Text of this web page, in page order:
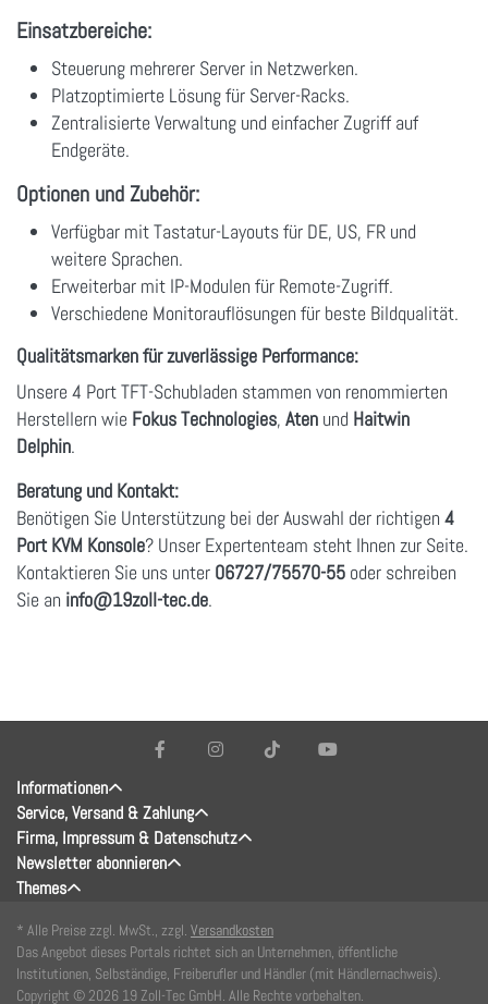
Einsatzbereiche:
Steuerung mehrerer Server in Netzwerken.
Platzoptimierte Lösung für Server-Racks.
Zentralisierte Verwaltung und einfacher Zugriff auf
Endgeräte.
Optionen und Zubehör:
Verfügbar mit Tastatur-Layouts für DE, US, FR und
weitere Sprachen.
Erweiterbar mit IP-Modulen für Remote-Zugriff.
Verschiedene Monitorauflösungen für beste Bildqualität.
Qualitätsmarken für zuverlässige Performance:
Unsere 4 Port TFT-Schubladen stammen von renommierten
Herstellern wie Fokus Technologies, Aten und Haitwin
Delphin.
Beratung und Kontakt:
Benötigen Sie Unterstützung bei der Auswahl der richtigen 4
Port KVM Konsole? Unser Expertenteam steht Ihnen zur Seite.
Kontaktieren Sie uns unter 06727/75570-55 oder schreiben
Sie an info@19zoll-tec.de.
Informationen
Service, Versand & Zahlung
Firma, Impressum & Datenschutz
Newsletter abonnieren
Themes
* Alle Preise zzgl. MwSt., zzgl. Versandkosten
Das Angebot dieses Portals richtet sich an Unternehmen, öffentliche
Institutionen, Selbständige, Freiberufler und Händler (mit Händlernachweis).
Copyright © 2026 19 Zoll-Tec GmbH. Alle Rechte vorbehalten.